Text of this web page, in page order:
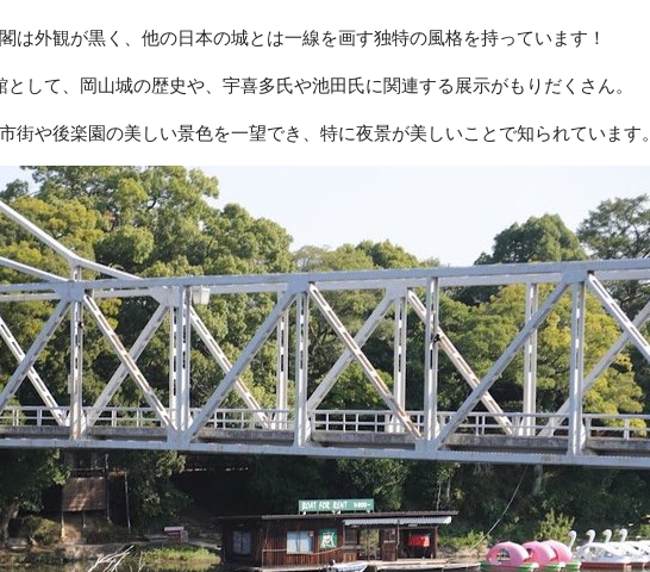
は外観が黒く、他の日本の城とは一線を画す独特の風格を持っています！
として、岡山城の歴史や、宇喜多氏や池田氏に関連する展示がもりだくさん。
街や後楽園の美しい景色を一望でき、特に夜景が美しいことで知られています。